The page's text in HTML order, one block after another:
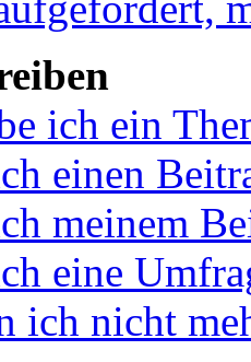
ich ein
einen
meinem
eine
ich nicht